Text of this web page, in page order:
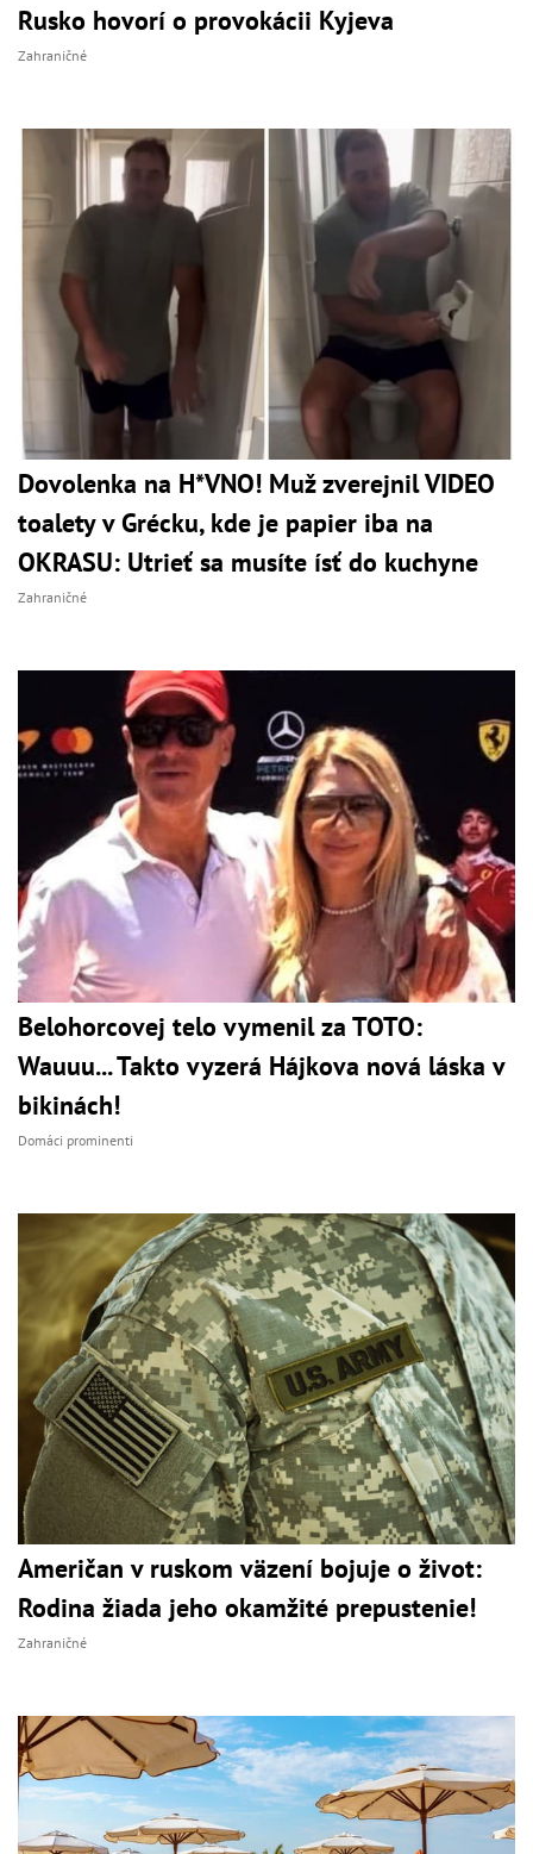
Rusko hovorí o provokácii Kyjeva
Zahraničné
Dovolenka na H*VNO! Muž zverejnil VIDEO
toalety v Grécku, kde je papier iba na
OKRASU: Utrieť sa musíte ísť do kuchyne
Zahraničné
Belohorcovej telo vymenil za TOTO:
Wauuu... Takto vyzerá Hájkova nová láska v
bikinách!
Domáci prominenti
Američan v ruskom väzení bojuje o život:
Rodina žiada jeho okamžité prepustenie!
Zahraničné